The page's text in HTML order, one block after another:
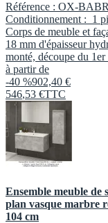
Référence : OX-
Conditionnement : 1
Corps de meuble et
18 mm d'épaisseur
monté, découpe du
à partir de
-40 %902,40 €
546,53 €TTC
Ensemble meuble de
plan vasque marbre
104 cm